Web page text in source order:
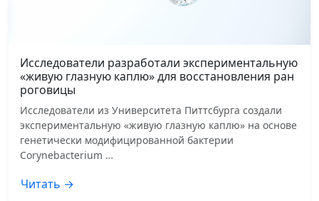
Исследователи разработали экспериментальную
«живую глазную каплю» для восстановления ран
роговицы
Исследователи из Университета Питтсбурга создали
экспериментальную «живую глазную каплю» на основе
генетически модифицированной бактерии
Corynebacterium …
Читать →